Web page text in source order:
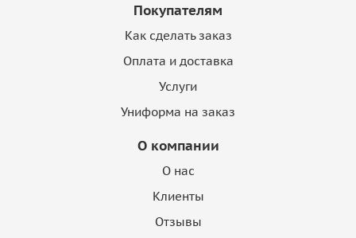
Покупателям
Как сделать заказ
Оплата и доставка
Услуги
Униформа на заказ
О компании
О нас
Клиенты
Отзывы